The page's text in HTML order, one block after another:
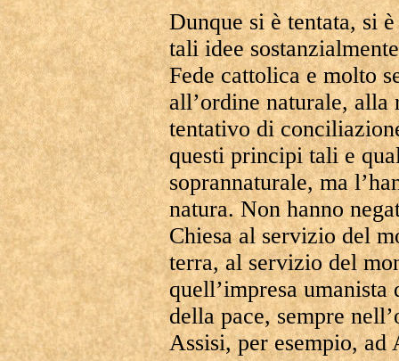
Dunque si è tentata, si
tali idee
Fede cattolica e molto
all’ordine naturale, alla
tentativo di
questi principi tali e
soprannaturale, ma
natura. Non hanno
Chiesa al servizio del
terra, al servizio del
quell’impresa umanista
della pace, sempre
Assisi, per esempio, ad